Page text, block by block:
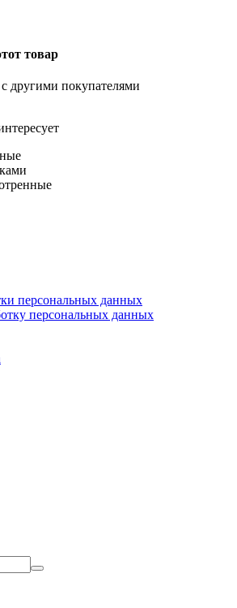
товар
другими покупателями
персональных данных
персональных данных